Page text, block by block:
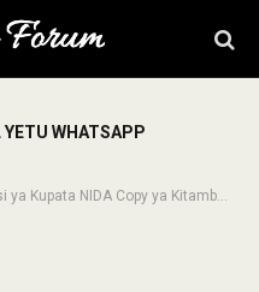
WHATSAPP
Kupata NIDA Copy ya Kitambulisho Online